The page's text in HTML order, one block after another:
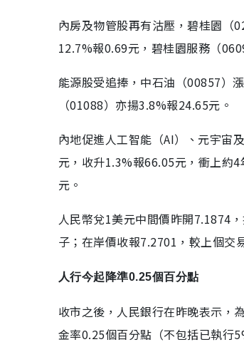
內房及物管股再有沽壓，碧桂園（
12.7%報0.69元，碧桂園服務（
能源股受追捧，中石油（00857）
（01088）亦揚3.8%報24.65元。
內地促進人工智能（AI）、元宇宙
元，收升1.3%報66.05元，衝上約
元。
人民幣兌1美元中間價昨開7.1874
子；在岸價收報7.2701，較上個交
人行今起降準0.25個百分點
收市之後，人民銀行在昨晚表示，
金率0.25個百分點（不包括已執行